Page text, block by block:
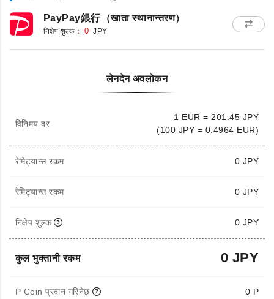
PayPay銀行（खाता स्थानान्तरण）
निक्षेप शुल्क： 0 JPY
लेनदेन अवलोकन
विनिमय दर
1 EUR = 201.45 JPY
(100 JPY = 0.4964 EUR)
रेमिट्यान्स रकम 0 JPY
रेमिट्यान्स रकम 0 JPY
निक्षेप शुल्क 0 JPY
कुल भुक्तानी रकम 0 JPY
P Coin प्रदान गरिनेछ 0 P